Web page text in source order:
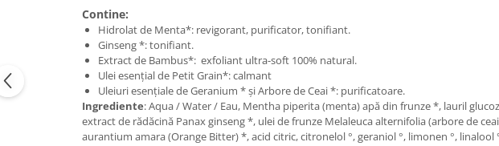
Contine:
Hidrolat de Menta*: revigorant, purificator, tonifiant.
Ginseng *: tonifiant.
Extract de Bambus*: exfoliant ultra-soft 100% natural.
Ulei esențial de Petit Grain*: calmant
Uleiuri esențiale de Geranium * și Arbore de Ceai *: purificatoare.
Ingrediente: Aqua / Water / Eau, Mentha piperita (menta) apă din frunze *, lauril
extract de rădăcină Panax ginseng *, ulei de frunze Melaleuca alternifolia (arbore de
aurantium amara (Orange Bitter) *, acid citric, citronelol °, geraniol °, limonen °, linalool